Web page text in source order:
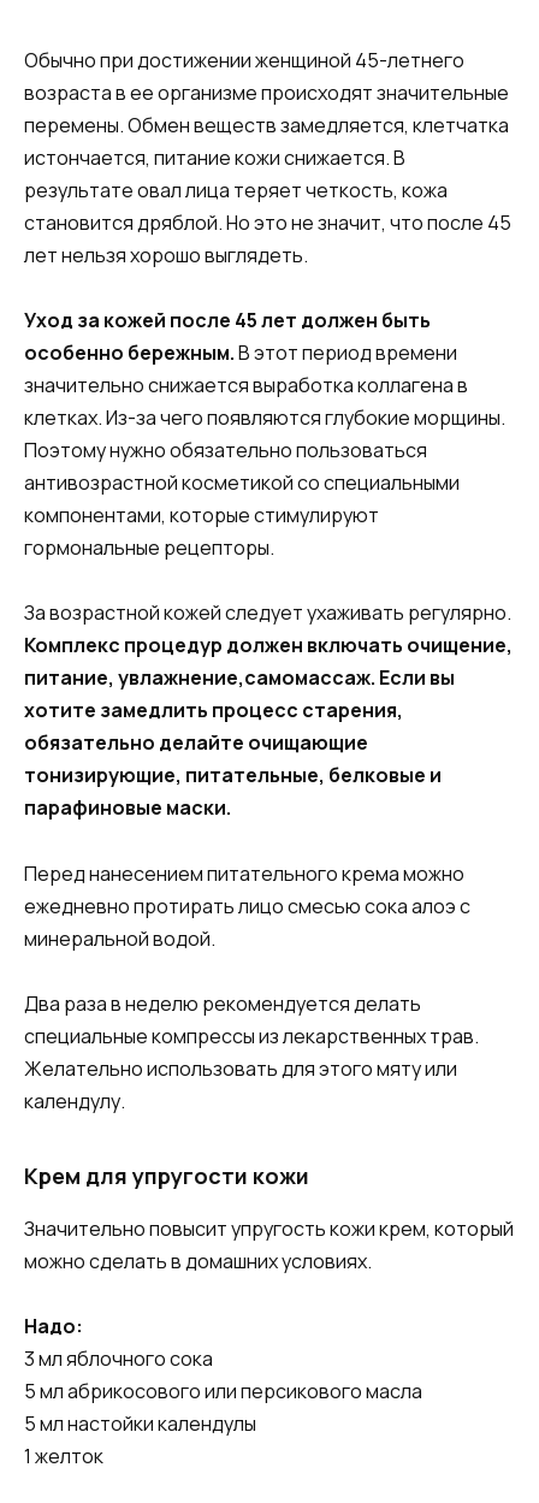
Обычно при достижении женщиной 45-летнего
возраста в ее организме происходят значительные
перемены. Обмен веществ замедляется, клетчатка
истончается, питание кожи снижается. В
результате овал лица теряет четкость, кожа
становится дряблой. Но это не значит, что после 45
лет нельзя хорошо выглядеть.
Уход за кожей после 45 лет должен быть
особенно бережным.В этот период времени
значительно снижается выработка коллагена в
клетках. Из-за чего появляются глубокие морщины.
Поэтому нужно обязательно пользоваться
антивозрастной косметикой со специальными
компонентами, которые стимулируют
гормональные рецепторы.
За возрастной кожей следует ухаживать регулярно.
Комплекс процедур должен включать очищение,
питание, увлажнение,самомассаж. Если вы
хотите замедлить процесс старения,
обязательно делайте очищающие
тонизирующие, питательные, белковые и
парафиновые маски.
Перед нанесением питательного крема можно
ежедневно протирать лицо смесью сока алоэ с
минеральной водой.
Два раза в неделю рекомендуется делать
специальные компрессы из лекарственных трав.
Желательно использовать для этого мяту или
календулу.
Крем для упругости кожи
Значительно повысит упругость кожи крем, который
можно сделать в домашних условиях.
Надо:
3 мл яблочного сока
5 мл абрикосового или персикового масла
5 мл настойки календулы
1 желток